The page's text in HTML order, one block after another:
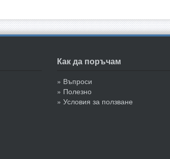
Как да поръчам
» Въпроси
» Полезно
» Условия за ползване